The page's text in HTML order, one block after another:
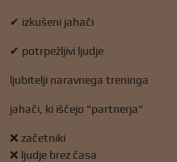
✔ izkušeni jahači
✔ potrpežljivi ljudje
ljubitelji naravnega treninga
jahači, ki iščejo "partnerja"
❌ začetniki
❌ ljudje brez časa